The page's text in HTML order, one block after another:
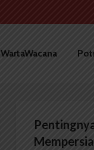
WartaWacana